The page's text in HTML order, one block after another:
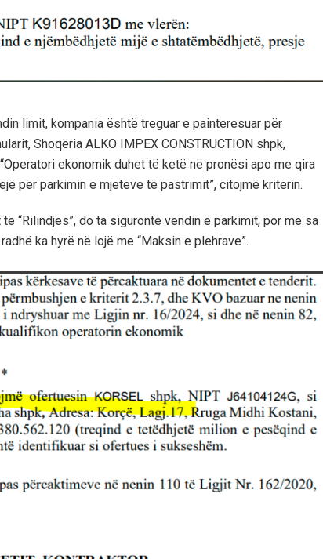
limit, kompania është treguar e painteresuar për
Shoqëria ALKO IMPEX CONSTRUCTION shpk,
ekonomik duhet të ketë në pronësi apo me qira
për parkimin e mjeteve të pastrimit”, citojmë kriterin.
“Rilindjes”, do ta siguronte vendin e parkimit, por me sa
ka hyrë në lojë me “Maksin e plehrave”.